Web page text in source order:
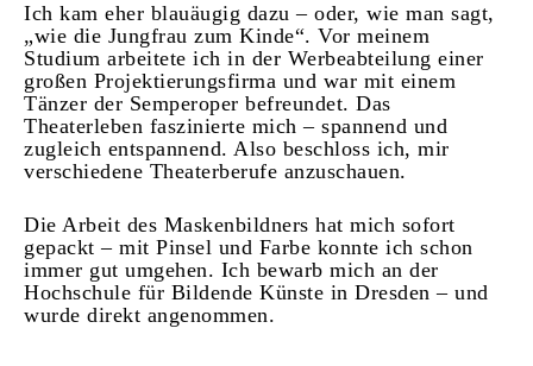
Ich kam eher blauäugig dazu – oder, wie man sagt,
„wie die Jungfrau zum Kinde“. Vor meinem
Studium arbeitete ich in der Werbeabteilung einer
großen Projektierungsfirma und war mit einem
Tänzer der Semperoper befreundet. Das
Theaterleben faszinierte mich – spannend und
zugleich entspannend. Also beschloss ich, mir
verschiedene Theaterberufe anzuschauen.
Die Arbeit des Maskenbildners hat mich sofort
gepackt – mit Pinsel und Farbe konnte ich schon
immer gut umgehen. Ich bewarb mich an der
Hochschule für Bildende Künste in Dresden – und
wurde direkt angenommen.